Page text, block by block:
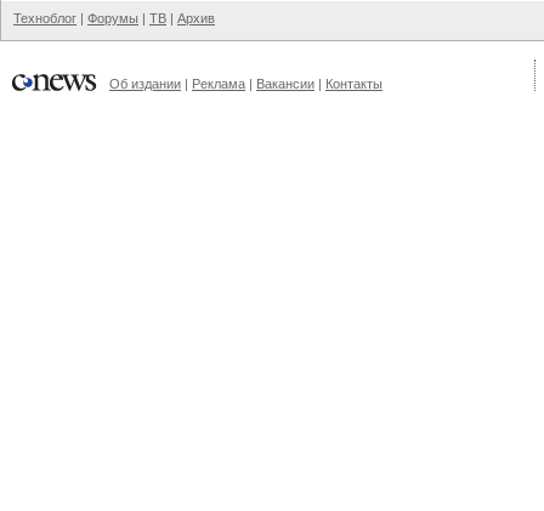
Техноблог | Форумы | ТВ | Архив
Об издании | Реклама | Вакансии | Контакты